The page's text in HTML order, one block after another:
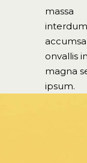
massa
onvallis
magna
ipsum.